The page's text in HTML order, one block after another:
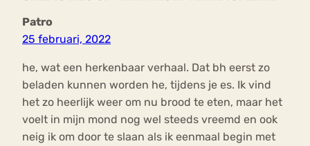
Patro
25 februari, 2022
he, wat een herkenbaar verhaal. Dat bh eerst zo
beladen kunnen worden he, tijdens je es. Ik vind
het zo heerlijk weer om nu brood te eten, maar het
voelt in mijn mond nog wel steeds vreemd en ook
neig ik om door te slaan als ik eenmaal begin met